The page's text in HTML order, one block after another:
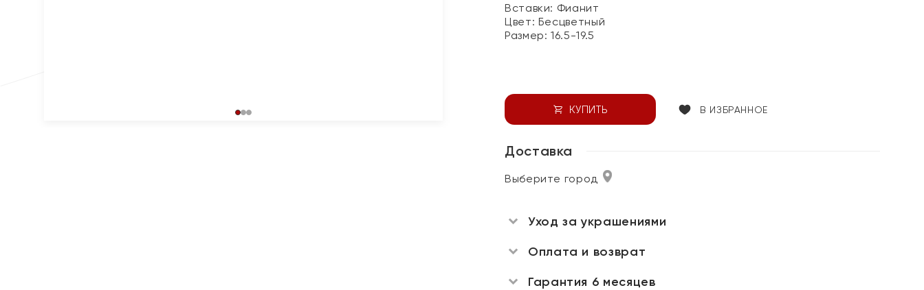
Вставки: Фианит
Цвет: Бесцветный
Размер:16.5-19.5
КУПИТЬ В ИЗБРАННОЕ
Доставка
Выберите город
Уход за украшениями
Оплата и возврат
Гарантия 6 месяцев